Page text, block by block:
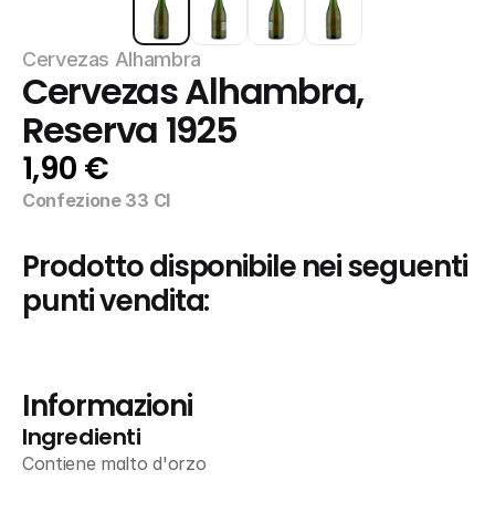
Cervezas Alhambra
Cervezas Alhambra,
Reserva 1925
1,90 €
Confezione 33 Cl
Prodotto disponibile nei seguenti
punti vendita:
Informazioni
Ingredienti
Contiene malto d'orzo